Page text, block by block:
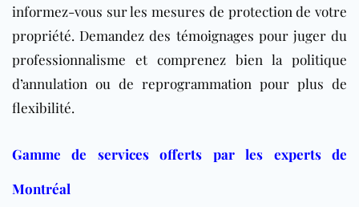
informez-vous sur les mesures de protection de votre
propriété. Demandez des témoignages pour juger du
professionnalisme et comprenez bien la politique
d’annulation ou de reprogrammation pour plus de
flexibilité.
Gamme de services offerts par les experts de
Montréal